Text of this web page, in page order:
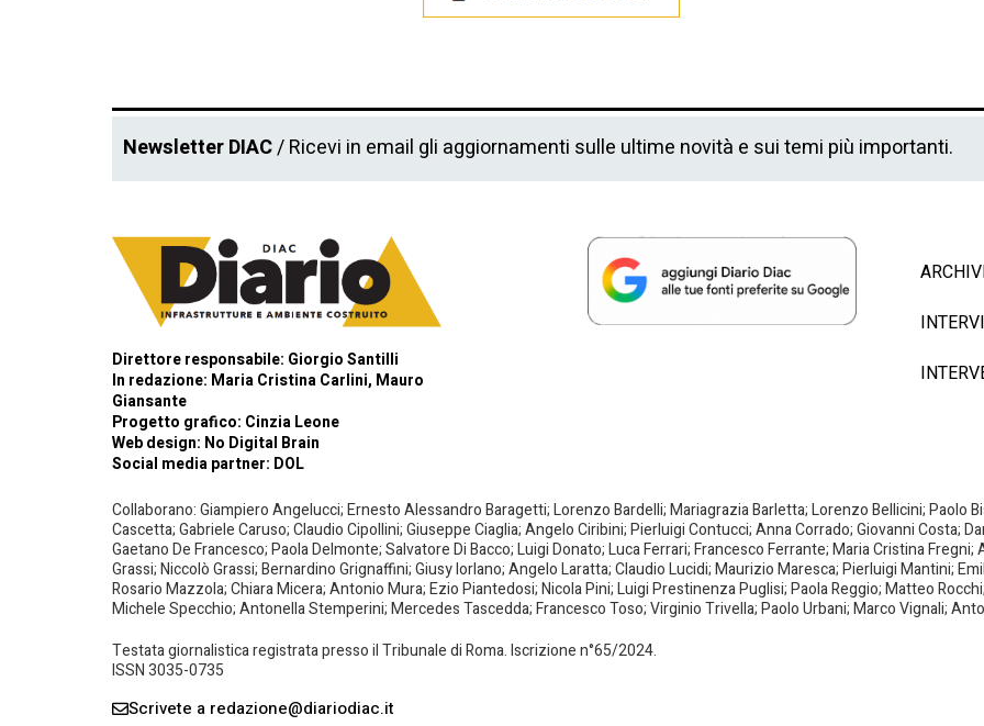
Newsletter DIAC/ Ricevi in email gli aggiornamenti sulle ultime novità e sui temi più importanti.
Direttore responsabile: Giorgio Santilli
In redazione: Maria Cristina Carlini, Mauro
Giansante
Progetto grafico: Cinzia Leone
Web design: No Digital Brain
Social media partner: DOL
Collaborano: Giampiero Angelucci; Ernesto Alessandro Baragetti; Lorenzo Bardelli; Mariagrazia Barletta; Lorenzo Bellicini; Paolo
Cascetta; Gabriele Caruso; Claudio Cipollini; Giuseppe Ciaglia; Angelo Ciribini; Pierluigi Contucci; Anna Corrado; Giovanni Costa;
Gaetano De Francesco; Paola Delmonte; Salvatore Di Bacco; Luigi Donato; Luca Ferrari; Francesco Ferrante; Maria Cristina
Grassi; Niccolò Grassi; Bernardino Grignaffini; Giusy Iorlano; Angelo Laratta; Claudio Lucidi; Maurizio Maresca; Pierluigi Mantini;
Rosario Mazzola; Chiara Micera; Antonio Mura; Ezio Piantedosi; Nicola Pini; Luigi Prestinenza Puglisi; Paola Reggio; Matteo
Michele Specchio; Antonella Stemperini; Mercedes Tascedda; Francesco Toso; Virginio Trivella; Paolo Urbani; Marco Vignali;
Testata giornalistica registrata presso il Tribunale di Roma. Iscrizione n°65/2024.
ISSN 3035-0735
Scrivete a redazione@diariodiac.it